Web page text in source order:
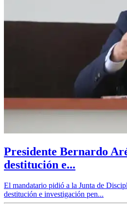
Presidente Bernardo
destitución e...
El mandatario pidió a la Junta de
destitución e investigación pen...